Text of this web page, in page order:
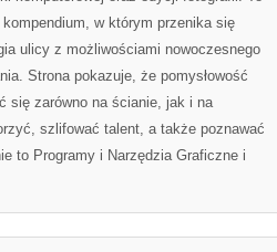
kompendium, w którym przenika się
ulicy z możliwościami nowoczesnego
Strona pokazuje, że pomysłowość
się zarówno na ścianie, jak i na
szlifować talent, a także poznawać
to Programy i Narzędzia Graficzne i